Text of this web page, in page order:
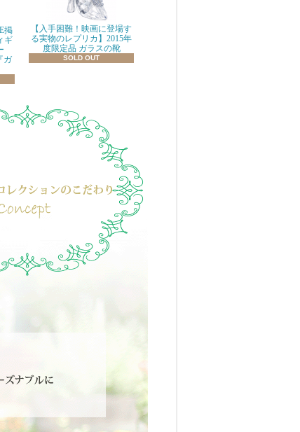
掲
ギ
ガ
【入手困難！映画に登場す
る実物のレプリカ】2015年
度限定品 ガラスの靴
SOLD OUT